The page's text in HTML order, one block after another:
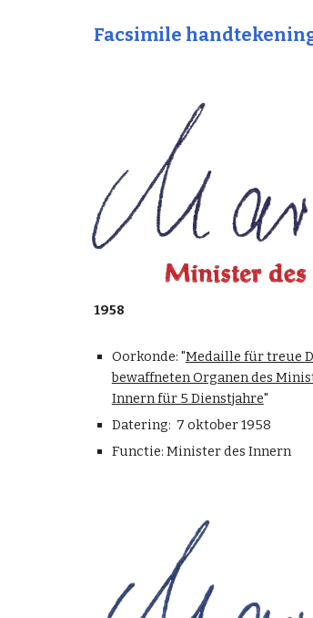
Facsimile
1958
Oorkonde: "Medaille für treue
bewaffneten Organen des
Innern für 5 Dienstjahre"
Datering: 7 oktober 1958
Functie: Minister des Innern